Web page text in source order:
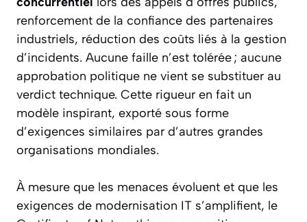
renforcement de la confiance des partenaires
industriels, réduction des coûts liés à la gestion
d’incidents. Aucune faille n’est tolérée ; aucune
approbation politique ne vient se substituer au
verdict technique. Cette rigueur en fait un
modèle inspirant, exporté sous forme
d’exigences similaires par d’autres grandes
organisations mondiales.
À mesure que les menaces évoluent et que les
exigences de modernisation IT s’amplifient, le